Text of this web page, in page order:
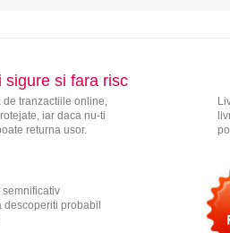
sigure si fara risc
de tranzactiile online,
iar daca nu-ti
returna usor.
descoperiti probabil